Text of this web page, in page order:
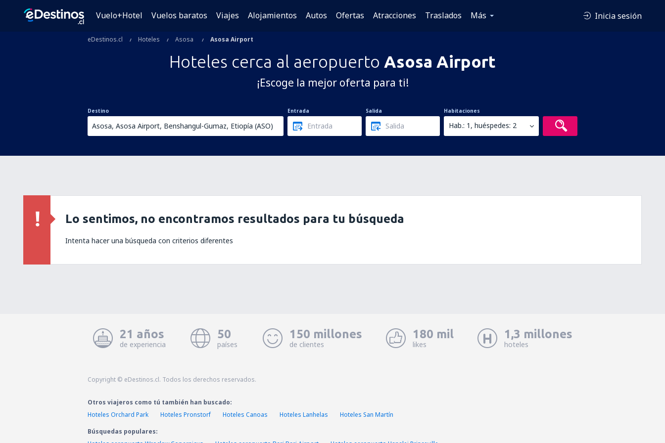
Vuelo+Hotel Vuelos baratos Viajes Alojamientos Autos Ofertas Atracciones Traslados Más Inicia sesión
eDestinos.cl Hoteles Asosa Asosa Airport
Hoteles cerca al aeropuerto Asosa Airport
¡Escoge la mejor oferta para ti!
Destino Entrada Salida Habitaciones
Hab.: 1, huéspedes: 2
Lo sentimos, no encontramos resultados para tu búsqueda
Intenta hacer una búsqueda con criterios diferentes
21 años
de experiencia
50
países
150 millones
de clientes
180 mil
likes
1,3 millones
hoteles
Copyright © eDestinos.cl. Todos los derechos reservados.
Otros viajeros como tú también han buscado:
Hoteles Orchard Park
Hoteles Pronstorf Hoteles Canoas Hoteles Lanhelas
Hoteles San Martín
Búsquedas populares: